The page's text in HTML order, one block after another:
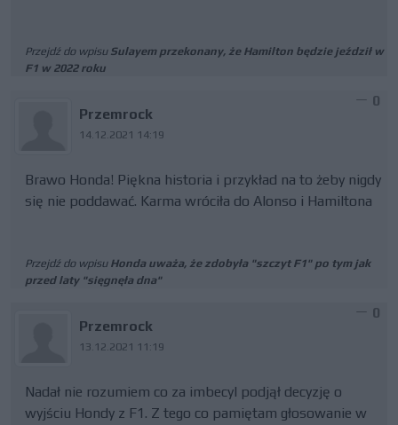
Przejdź do wpisu Sulayem przekonany, że Hamilton będzie jeździł w
F1 w 2022 roku
Przemrock
14.12.2021 14:19
0
Brawo Honda! Piękna historia i przykład na to żeby nigdy
się nie poddawać. Karma wróciła do Alonso i Hamiltona
Przejdź do wpisu Honda uważa, że zdobyła "szczyt F1" po tym jak
przed laty "sięgnęła dna"
Przemrock
13.12.2021 11:19
0
Nadał nie rozumiem co za imbecyl podjął decyzję o
wyjściu Hondy z F1. Z tego co pamiętam głosowanie w